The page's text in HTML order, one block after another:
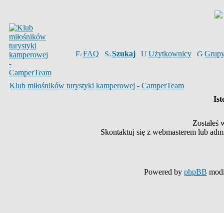
FAQ Szukaj Użytkownicy
Klub miłośników turystyki kamperowej - CamperTeam
Zostałeś
Skontaktuj się z webmasterem lub
Powered by phpBB